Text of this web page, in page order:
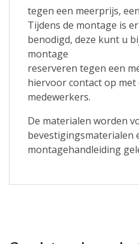
tegen een meerprijs,
Tijdens de montage is
benodigd, deze kunt u
montage
reserveren tegen een
hiervoor contact op met
medewerkers.
De materialen worden
bevestigingsmaterialen
montagehandleiding